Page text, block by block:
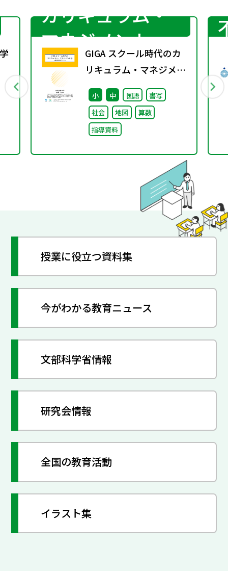
カリキュラム・
マネジメント
GIGA スクール時代のカ
リキュラム・マネジメン
ト③〜教育活動づくり～
小 中 国語
書写
社会
地図
算数
指導資料
授業に役立つ資料集
今がわかる教育ニュース
文部科学省情報
研究会情報
全国の教育活動
イラスト集